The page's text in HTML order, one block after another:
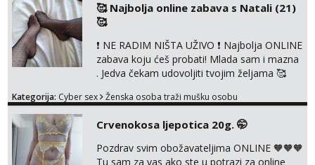
🧡 Videa🧡 solo squirt, razne anal igračke,
vibratori, s PARTNEROM, S KOLEGICAMA
lizanje, striptiz, footfetiši itd 🔞 ❣️Radim već
jako dugo, imam iskustva i više načina pla...
🥰 Najbolja online zabava s Natali (21)
🥰
❗ NE RADIM NIŠTA UŽIVO ❗ Najbolja ONLINE
zabava koju ćeš probati! Mlada sam i mazna
. Jedva čekam udovoljiti tvojim željama 🥰
se dogovorimo kako ćemo se zabaviti.
foto i video materijal u kojem se sama
diram, s kolegicama, s dečkom, igračkama
itd. Radim dopisivanje o seksi temama koje
Kategorija: Cyber sex Ženska osoba traži mušku osobu
Crvenokosa ljepotica 20g. 🤭
Pozdrav svim obožavateljima ONLINE 🧡🧡🧡
Tu sam za vas ako ste u potrazi za online